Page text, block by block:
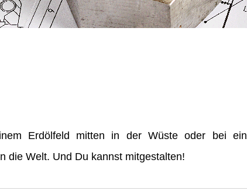
Erdölfeld mitten in der Wüste oder bei
die Welt. Und Du kannst mitgestalten!